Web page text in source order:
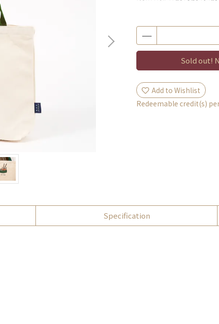
Sold out!
Add to Wishlist
Redeemable credit(s)
Specification